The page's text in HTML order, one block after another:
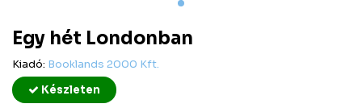
Egy hét Londonban
Kiadó: Booklands 2000 Kft.
Készleten